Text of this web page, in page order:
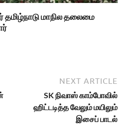
மாநில தலைமை
NEXT ARTICLE
SK நிவாஸ் காம்போவில்
ஹிட்டடித்த வேலும் மயிலும்
இசைப் பாடல்